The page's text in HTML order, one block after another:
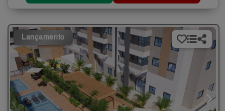
Lançamento